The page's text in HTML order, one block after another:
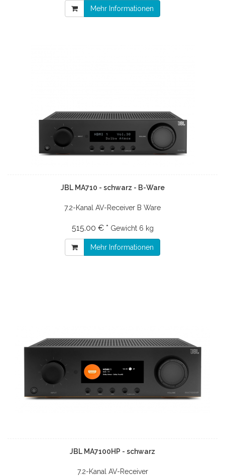
Mehr Informationen
JBL MA710 - schwarz - B-Ware
7.2-Kanal AV-Receiver B Ware
515.00 € * Gewicht 6 kg
Mehr Informationen
JBL MA7100HP - schwarz
7.2-Kanal AV-Receiver